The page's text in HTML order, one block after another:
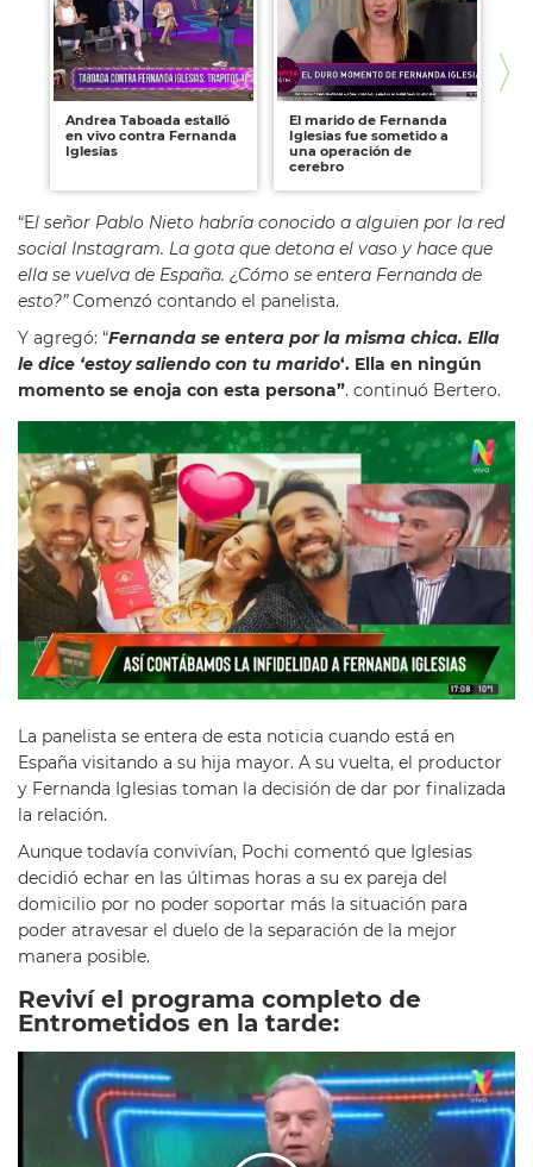
Andrea Taboada estalló
en vivo contra Fernanda
Iglesias
El marido de Fernanda
Iglesias fue sometido a
una operación de
cerebro
“El señor Pablo Nieto habría conocido a alguien por la red
social Instagram. La gota que detona el vaso y hace que
ella se vuelva de España. ¿Cómo se entera Fernanda de
esto?”Comenzó contando el panelista.
Y agregó: “Fernanda se entera por la misma chica. Ella
le dice ‘estoy saliendo con tu marido‘. Ella en ningún
momento se enoja con esta persona”. continuó Bertero.
La panelista se entera de esta noticia cuando está en
España visitando a su hija mayor. A su vuelta, el productor
y Fernanda Iglesias toman la decisión de dar por finalizada
la relación.
Aunque todavía convivían, Pochi comentó que Iglesias
decidió echar en las últimas horas a su ex pareja del
domicilio por no poder soportar más la situación para
poder atravesar el duelo de la separación de la mejor
manera posible.
Reviví el programa completo de
Entrometidos en la tarde: